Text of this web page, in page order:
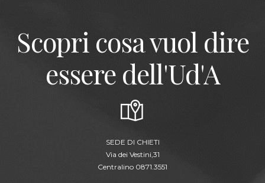
Scopri cosa vuol dire
essere dell'Ud'A
SEDE DI CHIETI
Via dei Vestini,31
Centralino 0871.3551